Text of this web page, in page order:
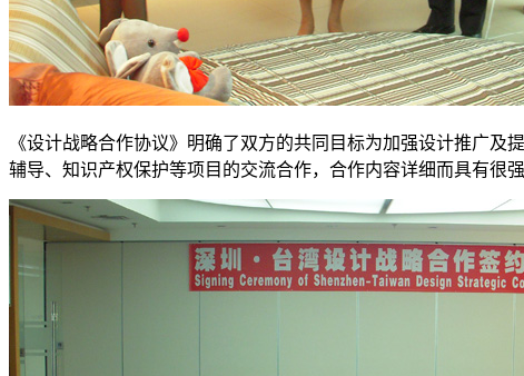
《设计战略合作协议》明确了双方的共同目标为加强设计推广
辅导、知识产权保护等项目的交流合作，合作内容详细而具有很强